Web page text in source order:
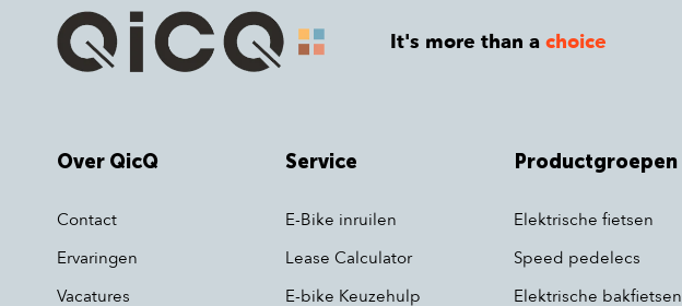
It's more than achoice
Over QicQ
Contact
Ervaringen
Vacatures
Service
E-Bike inruilen
Lease Calculator
E-bike Keuzehulp
Productgroepen
Elektrische fietsen
Speed pedelecs
Elektrische bakfietsen